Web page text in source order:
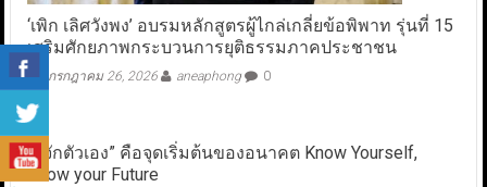
‘เพิก เลิศวังพง’ อบรมหลักสูตรผู้ไกล่เกลี่ยข้อพิพาท รุ่นที่ 15
เสริมศักยภาพกระบวนการยุติธรรมภาคประชาชน
กรกฎาคม 26, 2026 aneaphong 0
“รู้จักตัวเอง” คือจุดเริ่มต้นของอนาคต Know Yourself,
Know your Future